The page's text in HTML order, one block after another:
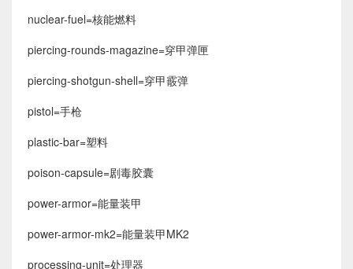
nuclear-fuel=核能燃料
piercing-rounds-magazine=穿甲弹匣
piercing-shotgun-shell=穿甲霰弹
pistol=手枪
plastic-bar=塑料
poison-capsule=剧毒胶囊
power-armor=能量装甲
power-armor-mk2=能量装甲MK2
processing-unit=处理器